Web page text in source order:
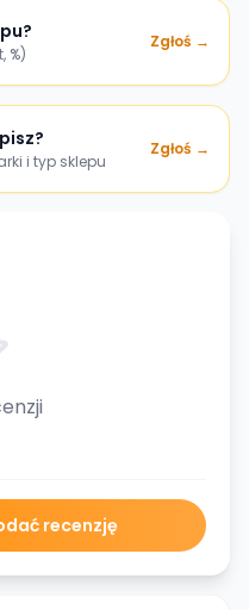
%)
Zgłoś →
i typ sklepu
Zgłoś →
recenzję